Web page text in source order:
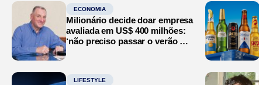
ECONOMIA
Milionário decide doar empresa
avaliada em US$ 400 milhões:
‘não preciso passar o verão no
LIFESTYLE